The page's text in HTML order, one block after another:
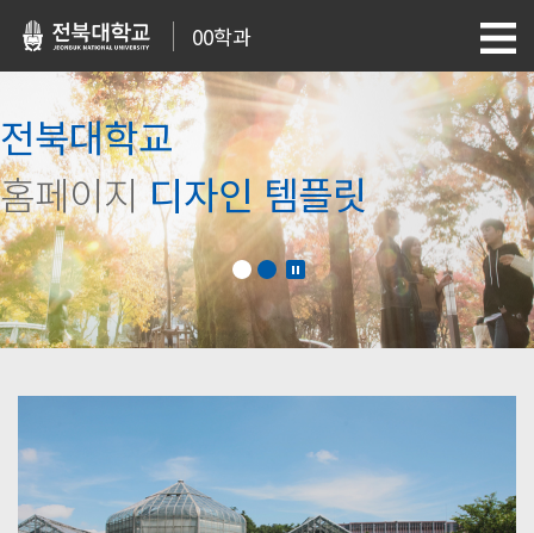
00학과
전북대학교
홈페이지디자인 템플릿